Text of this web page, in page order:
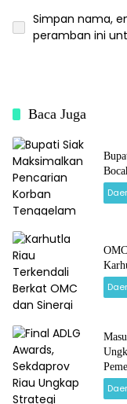
Simpan nama,
peramban ini
Baca Juga